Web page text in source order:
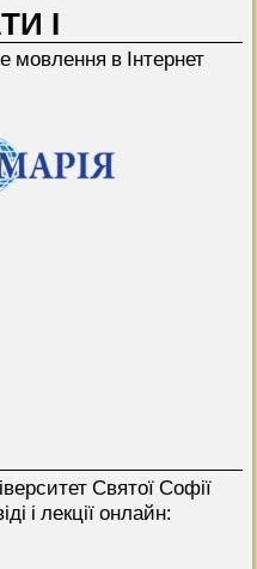
І
мовлення в Інтернет
Святої Софії
і лекції онлайн: